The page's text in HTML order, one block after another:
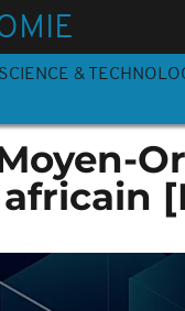
SCIENCE &